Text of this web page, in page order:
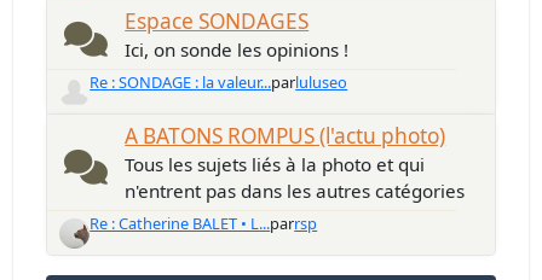
Espace SONDAGES
Ici, on sonde les opinions !
Re : SONDAGE : la valeur...parluluseo
A BATONS ROMPUS (l'actu photo)
Tous les sujets liés à la photo et qui
n'entrent pas dans les autres catégories
Re : Catherine BALET • L...parrsp